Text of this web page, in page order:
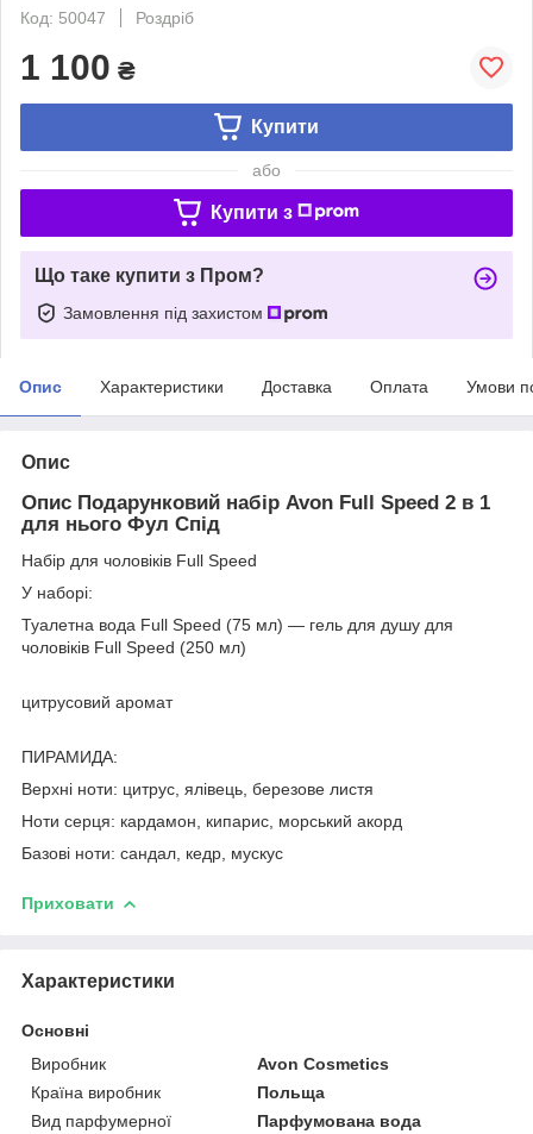
Код: 50047
Роздріб
1 100 ₴
Купити
або
Купити з
Що таке купити з Пром?
Замовлення під захистом
Опис Характеристики Доставка Оплата Умови
Опис
Опис Подарунковий набір Avon Full Speed 2 в 1
для нього Фул Спід
Набір для чоловіків Full Speed
У наборі:
Туалетна вода Full Speed (75 мл) — гель для душу для
чоловіків Full Speed (250 мл)
цитрусовий аромат
ПИРАМИДА:
Верхні ноти: цитрус, ялівець, березове листя
Ноти серця: кардамон, кипарис, морський акорд
Базові ноти: сандал, кедр, мускус
Приховати
Характеристики
Основні
Виробник
Avon Cosmetics
Країна виробник
Польща
Вид парфумерної
Парфумована вода